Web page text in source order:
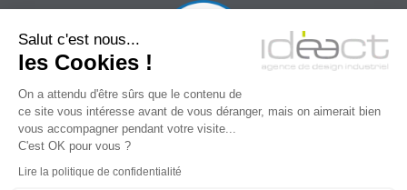
IDEACT est agrée CII (Crédit Impôt Innovation)
Salut c'est nous...
les Cookies !
On a attendu d'être sûrs que le contenu de
ce site vous intéresse avant de vous déranger, mais on aimerait bien
vous accompagner pendant votre visite...
C'est OK pour vous ?
Lire la politique de confidentialité